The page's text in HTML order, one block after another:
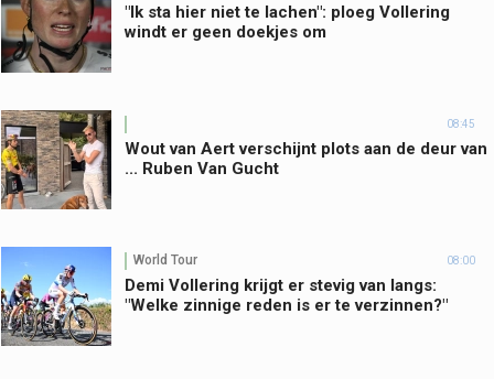
"Ik sta hier niet te lachen": ploeg Vollering
windt er geen doekjes om
08:45
Wout van Aert verschijnt plots aan de deur van
... Ruben Van Gucht
World Tour 08:00
Demi Vollering krijgt er stevig van langs:
"Welke zinnige reden is er te verzinnen?"